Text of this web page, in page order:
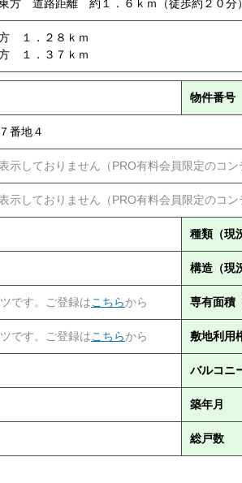
方 道路距離 約１．６ｋｍ（徒歩約２０分）
１．２８ｋｍ
１．３７ｋｍ
物件番号
番地４
示しておりません（PRO有料会員限定のコ
示しておりません（PRO有料会員限定のコ
種類（現
構造（現
です。ご登録はこちらから 専有面積
です。ご登録はこちらから 敷地利用
バルコニ
築年月
総戸数